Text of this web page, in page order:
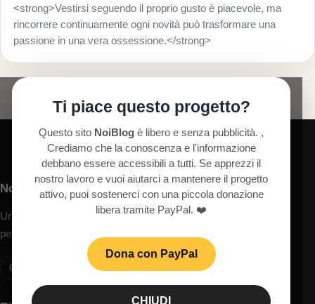
<strong>Vestirsi seguendo il proprio gusto è piacevole, ma
rincorrere continuamente ogni novità può trasformare una
passione in una vera ossessione.</strong>
Ti piace questo progetto?
Questo sito NoiBlog è libero e senza pubblicità. ,
Crediamo che la conoscenza e l'informazione
debbano essere accessibili a tutti. Se apprezzi il
nostro lavoro e vuoi aiutarci a mantenere il progetto
attivo, puoi sostenerci con una piccola donazione
libera tramite PayPal. ❤️
Dona con PayPal
CHIUDI
NoiBlog
Uno spazio dedicato ad articoli, idee, territori, cultura, turismo,
persone e temi di interesse generale.
Contatti Privacy Note legali